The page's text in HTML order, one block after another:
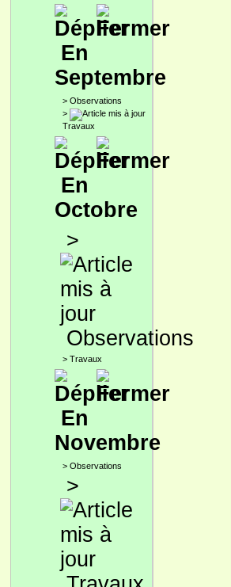
En
Septembre
> Observations
>
Travaux
En
Octobre
>
Observations
> Travaux
En
Novembre
> Observations
>